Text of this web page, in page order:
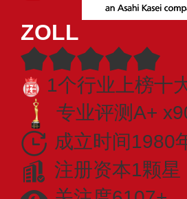
ZOLL
1个行业上榜十
专业评测A+
成立时间1980
注册资本1颗星